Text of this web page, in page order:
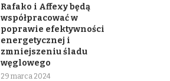
Rafako i Affexy będą
współpracować w
poprawie efektywności
energetycznej i
zmniejszeniu śladu
węglowego
29 marca 2024